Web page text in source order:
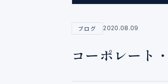
ブログ 2020.08.09
コーポレート